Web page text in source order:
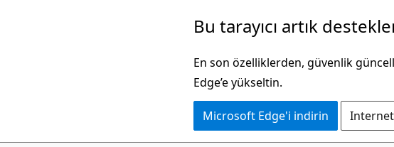
Bu tarayıcı artık
En son özelliklerden, güvenlik
Edge’e yükseltin.
Microsoft Edge'i indirin